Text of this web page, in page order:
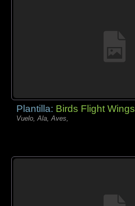
Plantilla: Birds Flight Wings
Vuelo, Ala, Aves,